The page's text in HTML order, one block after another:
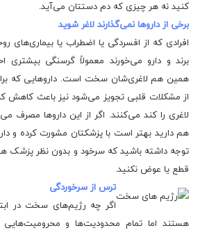
کنید نه هر چیزی که دم دستتان می‌آید.
برخی از داروها نمی‌گذارند لاغر شوید
افرادی که از افسردگی یا اضطراب یا بیماری‌های
برند و دارو می‌خورند معمولاً گرسنگی بیشتری
همین هم لاغری‌شان سخت است. داروهایی که
از مشکلات قلبی تجویز می‌شود نیز باعث کاهش
لاغری را کند می‌کنند. اگر از این داروها مصرف
هم دارید بهتر است با پزشکتان مشورت کرده و
توجه داشته باشید که سرخود و بدون نظر پزشک
قطع یا عوض نکنید.
ترس از سرخوردگی
اگر چه رژیم‌های سخت در
هستند اما تمام محدودیت‌ها و محرومیت‌هایی